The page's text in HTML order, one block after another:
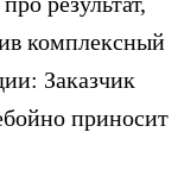
комплексный
Заказчик
приносит